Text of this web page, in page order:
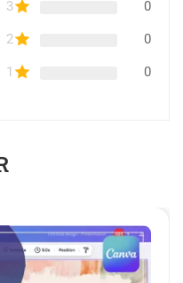
3 0
2 0
1 0